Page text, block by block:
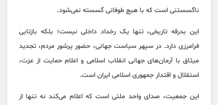
ناگسستنی است که با هیچ طوفانی گسسته نمی‌شود.
این بدرقه تاریخی، تنها یک رخداد داخلی نیست؛ بلکه بازتابی
فرامرزی دارد. در سپهر سیاست جهانی، حضور پرشور مردم، تجدید
میثاق با آرمان‌های جهانی انقلاب اسلامی و اعلام حمایت از عزت،
استقلال و اقتدار جمهوری اسلامی ایران است.
این جمعیت، صدای واحد ملتی است که اعلام می‌کند نه تنها از